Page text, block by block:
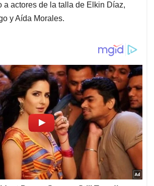
a actores de la talla de Elkin Díaz,
y Aída Morales.